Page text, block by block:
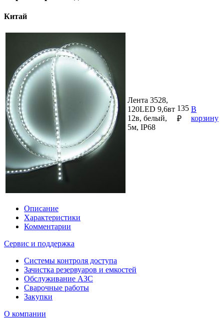
Китай
Лента 3528,
120LED 9,6вт
12в, белый,
5м, IP68
135
₽
В
корзину
Описание
Характеристики
Комментарии
Сервис и поддержка
Системы контроля доступа
Зачистка резервуаров и емкостей
Обслуживание АЗС
Сварочные работы
Закупки
О компании